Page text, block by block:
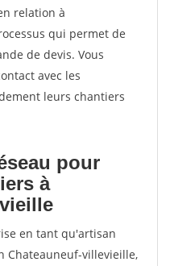
relation à
qui permet de
de devis. Vous
avec les
leurs chantiers
pour
à
en tant qu'artisan
Chateauneuf-villevieille,